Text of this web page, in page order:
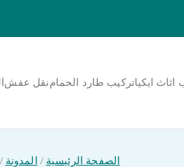
اثاث ايكياتركيب طارد الحمامنقل عفش
الصفحة الرئيسية المدونة